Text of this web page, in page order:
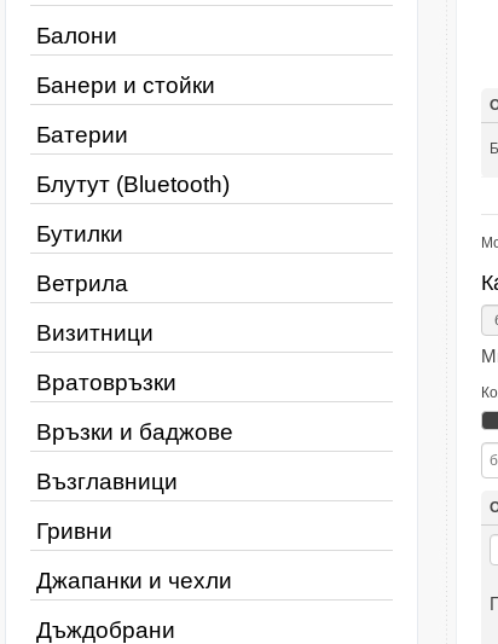
Балони
Банери и стойки
Батерии
Блутут (Bluetooth)
Бутилки
Ветрила
Визитници
Вратовръзки
Връзки и баджове
Възглавници
Гривни
Джапанки и чехли
Дъждобрани